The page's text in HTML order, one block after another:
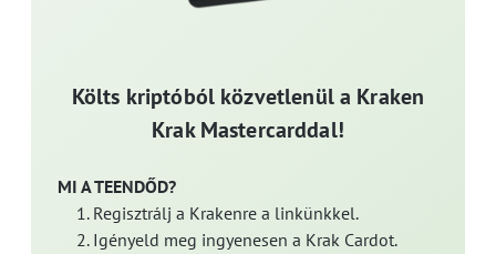
Költs kriptóból közvetlenül a Kraken
Krak Mastercarddal!
MI A TEENDŐD?
Regisztrálj a Krakenre a linkünkkel.
Igényeld meg ingyenesen a Krak Cardot.